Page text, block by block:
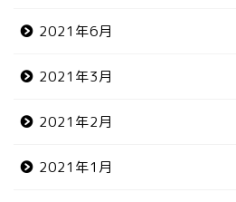
2021年6月
2021年3月
2021年2月
2021年1月